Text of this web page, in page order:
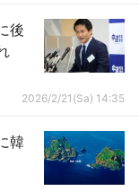
後
2026/2/21(Sa) 14:35
韓